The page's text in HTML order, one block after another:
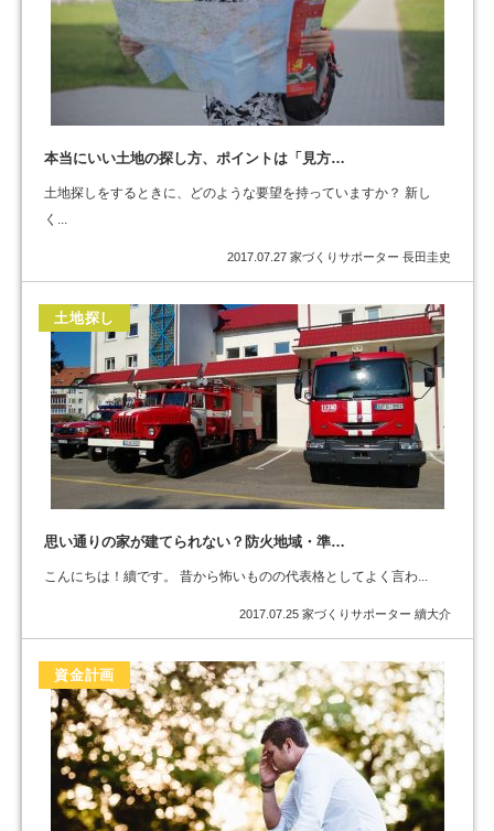
本当にいい土地の探し方、ポイントは「見方…
土地探しをするときに、どのような要望を持っていますか？ 新し
く...
2017.07.27 家づくりサポーター 長田圭史
土地探し
思い通りの家が建てられない？防火地域・準…
こんにちは！續です。 昔から怖いものの代表格としてよく言わ...
2017.07.25 家づくりサポーター 續大介
資金計画